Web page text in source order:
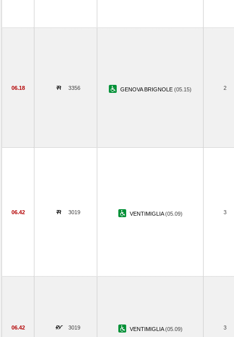
06.18 3356 GENOVA BRIGNOLE (05.15) 2
06.42 3019 VENTIMIGLIA(05.09) 3
06.42 3019 VENTIMIGLIA(05.09) 3